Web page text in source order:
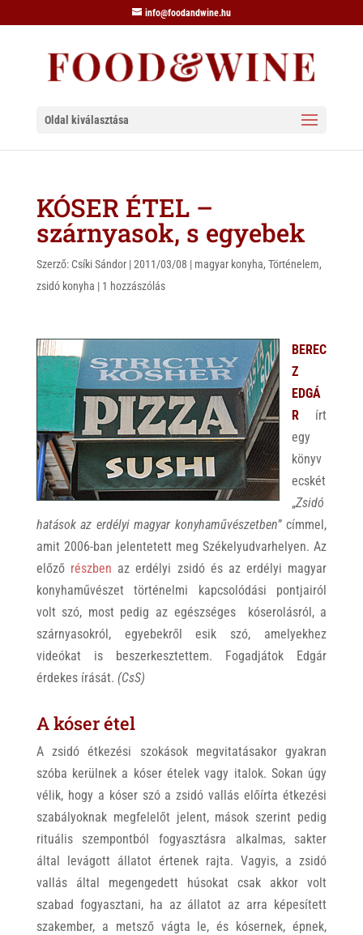
info@foodandwine.hu
Oldal kiválasztása
KÓSER ÉTEL –
szárnyasok, s egyebek
Szerző: Csíki Sándor|2011/03/08 | magyar konyha, Történelem,
zsidó konyha | 1 hozzászólás
BEREC
Z
EDGÁ
Rírt
egy
könyv
ecskét
„Zsidó
hatások az erdélyi magyar konyhaművészetben” címmel,
amit 2006-ban jelentetett meg Székelyudvarhelyen. Az
előző részben az erdélyi zsidó és az erdélyi magyar
konyhaművészet történelmi kapcsolódási pontjairól
volt szó, most pedig az egészséges kóserolásról, a
szárnyasokról, egyebekről esik szó, amelyekhez
videókat is beszerkesztettem. Fogadjátok Edgár
érdekes írását. (CsS)
A kóser étel
A zsidó étkezési szokások megvitatásakor gyakran
szóba kerülnek a kóser ételek vagy italok. Sokan úgy
vélik, hogy a kóser szó a zsidó vallás előírta étkezési
szabályoknak megfelelőt jelent, mások szerint pedig
rituális szempontból fogyasztásra alkalmas, sakter
által levágott állatot értenek rajta. Vagyis, a zsidó
vallás által megengedett húsokat csak akkor volt
szabad fogyasztani, ha az állatot az arra képesített
szakember, a metsző vágta le, és kósernek, épnek,